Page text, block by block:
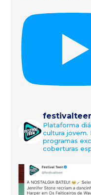
Plataforma
cultura jovem.
programas
coberturas